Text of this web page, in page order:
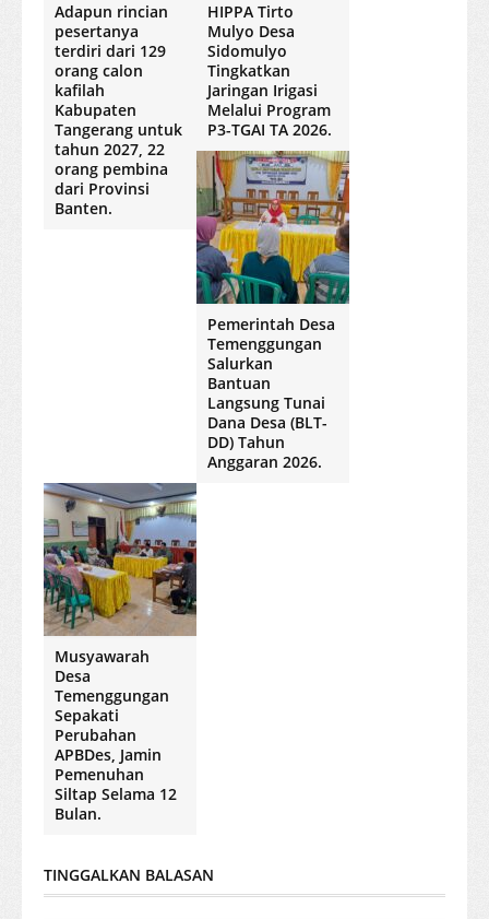
Adapun rincian
pesertanya
terdiri dari 129
orang calon
kafilah
Kabupaten
Tangerang untuk
tahun 2027, 22
orang pembina
dari Provinsi
Banten.
HIPPA Tirto
Mulyo Desa
Sidomulyo
Tingkatkan
Jaringan Irigasi
Melalui Program
P3-TGAI TA 2026.
Pemerintah Desa
Temenggungan
Salurkan
Bantuan
Langsung Tunai
Dana Desa (BLT-
DD) Tahun
Anggaran 2026.
Musyawarah
Desa
Temenggungan
Sepakati
Perubahan
APBDes, Jamin
Pemenuhan
Siltap Selama 12
Bulan.
TINGGALKAN BALASAN